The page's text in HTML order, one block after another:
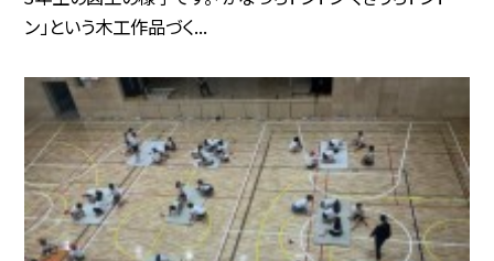
ン」という木工作品づく...